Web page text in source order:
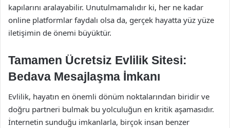
kapılarını aralayabilir. Unutulmamalıdır ki, her ne kadar
online platformlar faydalı olsa da, gerçek hayatta yüz yüze
iletişimin de önemi büyüktür.
Tamamen Ücretsiz Evlilik Sitesi:
Bedava Mesajlaşma İmkanı
Evlilik, hayatın en önemli dönüm noktalarından biridir ve
doğru partneri bulmak bu yolculuğun en kritik aşamasıdır.
İnternetin sunduğu imkanlarla, birçok insan benzer